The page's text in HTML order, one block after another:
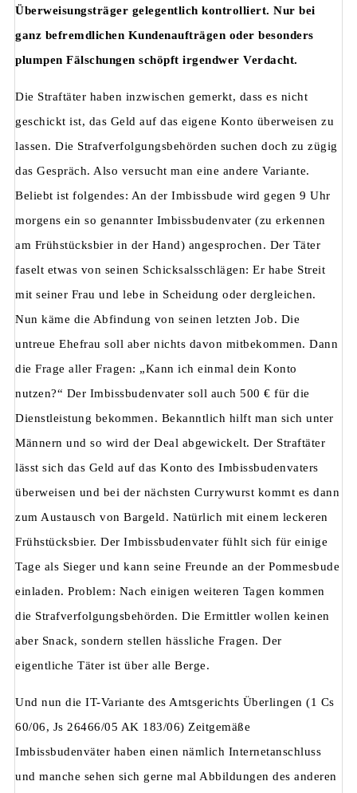
Überweisungsträger gelegentlich kontrolliert. Nur bei
ganz befremdlichen Kundenaufträgen oder besonders
plumpen Fälschungen schöpft irgendwer Verdacht.
Die Straftäter haben inzwischen gemerkt, dass es nicht
geschickt ist, das Geld auf das eigene Konto überweisen zu
lassen. Die Strafverfolgungsbehörden suchen doch zu zügig
das Gespräch. Also versucht man eine andere Variante.
Beliebt ist folgendes: An der Imbissbude wird gegen 9 Uhr
morgens ein so genannter Imbissbudenvater (zu erkennen
am Frühstücksbier in der Hand) angesprochen. Der Täter
faselt etwas von seinen Schicksalsschlägen: Er habe Streit
mit seiner Frau und lebe in Scheidung oder dergleichen.
Nun käme die Abfindung von seinen letzten Job. Die
untreue Ehefrau soll aber nichts davon mitbekommen. Dann
die Frage aller Fragen: „Kann ich einmal dein Konto
nutzen?“ Der Imbissbudenvater soll auch 500 € für die
Dienstleistung bekommen. Bekanntlich hilft man sich unter
Männern und so wird der Deal abgewickelt. Der Straftäter
lässt sich das Geld auf das Konto des Imbissbudenvaters
überweisen und bei der nächsten Currywurst kommt es dann
zum Austausch von Bargeld. Natürlich mit einem leckeren
Frühstücksbier. Der Imbissbudenvater fühlt sich für einige
Tage als Sieger und kann seine Freunde an der Pommesbude
einladen. Problem: Nach einigen weiteren Tagen kommen
die Strafverfolgungsbehörden. Die Ermittler wollen keinen
aber Snack, sondern stellen hässliche Fragen. Der
eigentliche Täter ist über alle Berge.
Und nun die IT-Variante des Amtsgerichts Überlingen (1 Cs
60/06, Js 26466/05 AK 183/06) Zeitgemäße
Imbissbudenväter haben einen nämlich Internetanschluss
und manche sehen sich gerne mal Abbildungen des anderen